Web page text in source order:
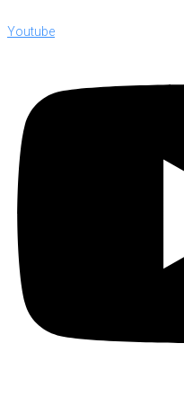
Youtube